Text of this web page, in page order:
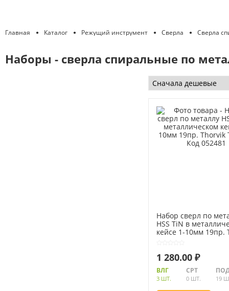
Главная Каталог Режущий инструмент Сверла Сверла
Наборы - сверла спиральные по
Набор сверл по
HSS TiN в
кейсе 1-10мм 19пр.
1 280.00 ₽
ВЛГ
3 ШТ.
СРТ
0 ШТ. 19